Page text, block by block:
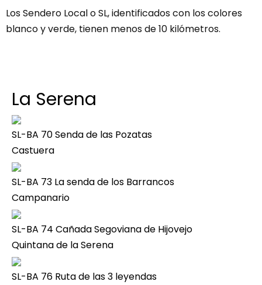
Los Sendero Local o SL, identificados con los colores
blanco y verde, tienen menos de 10 kilómetros.
La Serena
SL-BA 70 Senda de las Pozatas
Castuera
SL-BA 73 La senda de los Barrancos
Campanario
SL-BA 74 Cañada Segoviana de Hijovejo
Quintana de la Serena
SL-BA 76 Ruta de las 3 leyendas